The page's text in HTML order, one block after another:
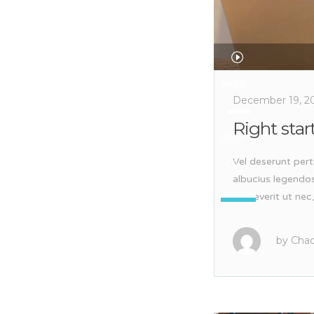
Audio
Player
Use
Up/Down
keys
increase
December 19,
Right
Vel deserunt
albucius
assueverit ut
by